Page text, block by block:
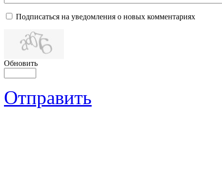
Подписаться на уведомления о новых комментариях
Обновить
Отправить